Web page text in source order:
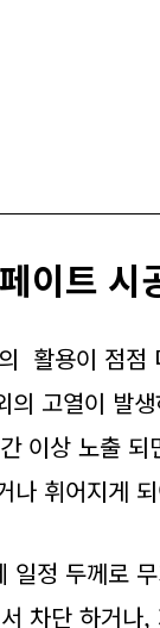
이트 시
활용이 점
고열이 발
이상 노출 되
휘어지게
정 두께로
차단 하거